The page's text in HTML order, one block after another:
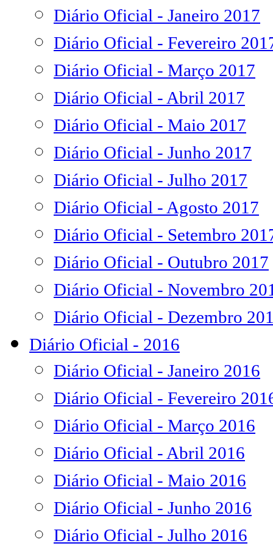
Diário Oficial - Janeiro 2017
Diário Oficial - Fevereiro
Diário Oficial - Março 2017
Diário Oficial - Abril 2017
Diário Oficial - Maio 2017
Diário Oficial - Junho 2017
Diário Oficial - Julho 2017
Diário Oficial - Agosto 2017
Diário Oficial - Setembro
Diário Oficial - Outubro 2017
Diário Oficial - Novembro
Diário Oficial - Dezembro
Diário Oficial - 2016
Diário Oficial - Janeiro 2016
Diário Oficial - Fevereiro
Diário Oficial - Março 2016
Diário Oficial - Abril 2016
Diário Oficial - Maio 2016
Diário Oficial - Junho 2016
Diário Oficial - Julho 2016